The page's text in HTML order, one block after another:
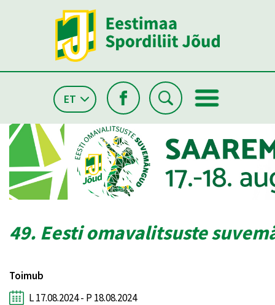
ET
49. Eesti omavalitsuste
Toimub
L 17.08.2024 - P 18.08.2024